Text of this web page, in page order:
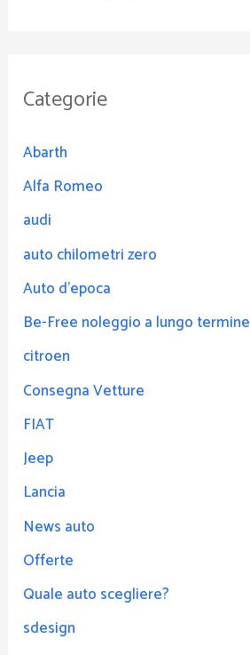
Categorie
Abarth
Alfa Romeo
audi
auto chilometri zero
Auto d'epoca
Be-Free noleggio a lungo termine
citroen
Consegna Vetture
FIAT
Jeep
Lancia
News auto
Offerte
Quale auto scegliere?
sdesign